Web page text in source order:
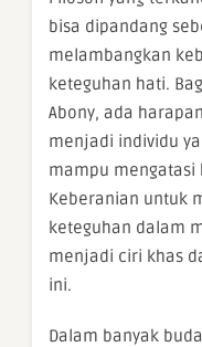
bisa dipandang
melambangkan
keteguhan hati.
Abony, ada
menjadi individu
mampu mengatasi
Keberanian untuk
keteguhan dalam
menjadi ciri khas
ini.
Dalam banyak